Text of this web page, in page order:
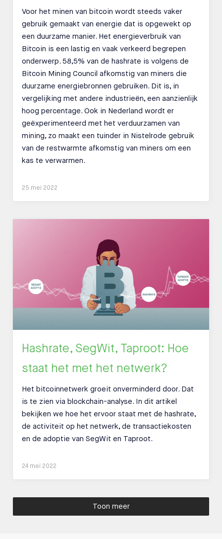
Voor het minen van bitcoin wordt steeds vaker
gebruik gemaakt van energie dat is opgewekt op
een duurzame manier. Het energieverbruik van
Bitcoin is een lastig en vaak verkeerd begrepen
onderwerp. 58,5% van de hashrate is volgens de
Bitcoin Mining Council afkomstig van miners die
duurzame energiebronnen gebruiken. Dit is, in
vergelijking met andere industrieën, een aanzienlijk
hoog percentage. Ook in Nederland wordt er
geëxperimenteerd met het verduurzamen van
mining, zo maakt een tuinder in Nistelrode gebruik
van de restwarmte afkomstig van miners om een
kas te verwarmen.
25 mei 2022
Hashrate, SegWit, Taproot: Hoe
staat het met het netwerk?
Het bitcoinnetwerk groeit onverminderd door. Dat
is te zien via blockchain-analyse. In dit artikel
bekijken we hoe het ervoor staat met de hashrate,
de activiteit op het netwerk, de transactiekosten
en de adoptie van SegWit en Taproot.
24 mei 2022
Toon meer